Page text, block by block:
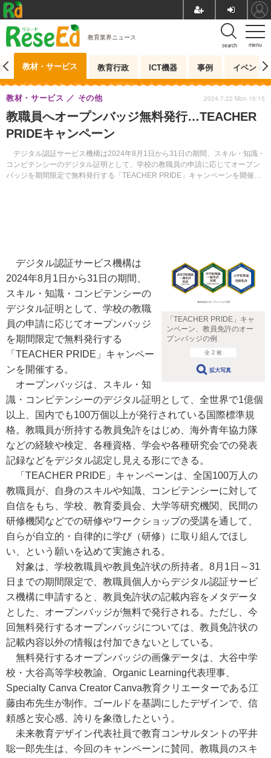
menu
search
教育業界ニュース
教材・サービス 教育行政 ICT機器 事例 イベント
教職員へオープンバッジ無料発行…TEACHER
PRIDEキャンペーン
デジタル認証サービス機構は2024年8月1日から31日の期間、スキル・知識・
コンピテンシーのデジタル証明として、学校の教職員の申請に応じてオープン
バッジを期間限定で無料発行する「TEACHER PRIDE」キャンペーンを開催す
教材・サービス その他 2024.7.22 Mon 16:15
「TEACHER PRIDE」キャ
ンペーン、教員免許のオー
プンバッジの例
全 2 枚
拡大写真
デジタル認証サービス機構は
2024年8月1日から31日の期間、
スキル・知識・コンピテンシーの
デジタル証明として、学校の教職
員の申請に応じてオープンバッジ
を期間限定で無料発行する
「TEACHER PRIDE」キャンペー
ンを開催する。
オープンバッジは、スキル・知
識・コンピテンシーのデジタル証明として、全世界で1億個
以上、国内でも100万個以上が発行されている国際標準規
格。教職員が所持する教員免許をはじめ、海外青年協力隊
などの経験や検定、各種資格、学会や各種研究会での発表
記録などをデジタル認定し見える形にできる。
「TEACHER PRIDE」キャンペーンは、全国100万人の
教職員が、自身のスキルや知識、コンピテンシーに対して
自信をもち、学校、教育委員会、大学等研究機関、民間の
研修機関などでの研修やワークショップの受講を通して、
自らが自立的・自律的に学び（研修）に取り組んでほし
い、という願いを込めて実施される。
対象は、学校教職員や教員免許状の所持者。8月1日～31
日までの期間限定で、教職員個人からデジタル認証サービ
ス機構に申請すると、教員免許状の記載内容をメタデータ
とした、オープンバッジが無料で発行される。ただし、今
回無料発行するオープンバッジについては、教員免許状の
記載内容以外の情報は付加できないとしている。
無料発行するオープンバッジの画像データは、大谷中学
校・大谷高等学校教諭、Organic Learning代表理事、
Specialty Canva Creator Canva教育クリエーターである江
藤由布先生が制作。ゴールドを基調にしたデザインで、信
頼感と安心感、誇りを象徴したという。
未来教育デザイン代表社員で教育コンサルタントの平井
聡一郎先生は、今回のキャンペーンに賛同。教職員のスキ